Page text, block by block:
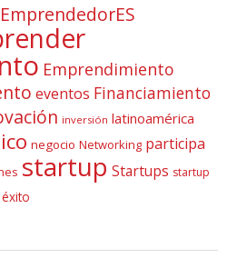
EmprendedorES
Emprendimiento
eventos Financiamiento
inversión latinoamérica
negocio Networking participa
startup Startups startup
éxito